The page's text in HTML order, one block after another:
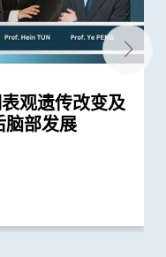
观遗传改变及
脑部发展
群 成功纾缓
毒增加湿疹等
慢性肠道疾病
病孕妇肠道微
神经发育
精准工具诊断
风险 另一先
微生态可缓...
证实口服微胶
缓新冠后遗症
球多国专家制
生物标志
型长新冠研究
能障碍困扰逾
开展香港首个
策划更全面
菌基因侦测大
逾九成
肠道微生态有
效
内缺乏可调节
者出现「长
衡成关键
情况与新冠患
免疫力配
康复 有望提...
带病毒 可成
检测中心 致
道微生态现失
方平衡肠道
中大团队研
物移植及研究
炎症性肠病」
系统性回顾研
30年急升...
工程界最高荣
为今届医药
学人才培育计
才 善用香港
医学科研人...
港每千人将有
负担飙升至
正视
学领导全球
研究 建立炎
预测各地区...
益菌产生的短
抗流感及其
因组组装基因
生命早期微
程科技奖」
「医药衞
女性医生科学
」其领导之新
食如何影响...
香港首位医生
员
币三千万元
进一步加强
生物样本库
药科研中心
教授就职演
百度」
科研究 拆解
低婴儿患炎症
日(10月19日)
应
港币1.5亿元
发展
政预算案的回
事
为新冠病毒
容忽视 病毒
偏高 持续带...
「炎症性肠
万港元资
止全球个案...
士提供免费粪
及婴孩为目
毒「隐形个...
呼吸道清除后
中心隔离人
形个案」减...
获裘槎基金
研者奖2020」
健康研究所」
力量 促进儿
颁「美国肠胃
融入医学教育
升观察及表达
旋菌流行病学
染 亚洲包括
球炎症性肠病
势揭肠道微
亚士匹灵引致
亚士匹灵可
死亡风险逾...
大肠癌高风险
植」治疗难辨
生素治疗的3
新增个案高踞
料库助市民
人士患有大肠
症 中大引入
肠癌
的市民被确诊
小肠疾病
数及早预防肠